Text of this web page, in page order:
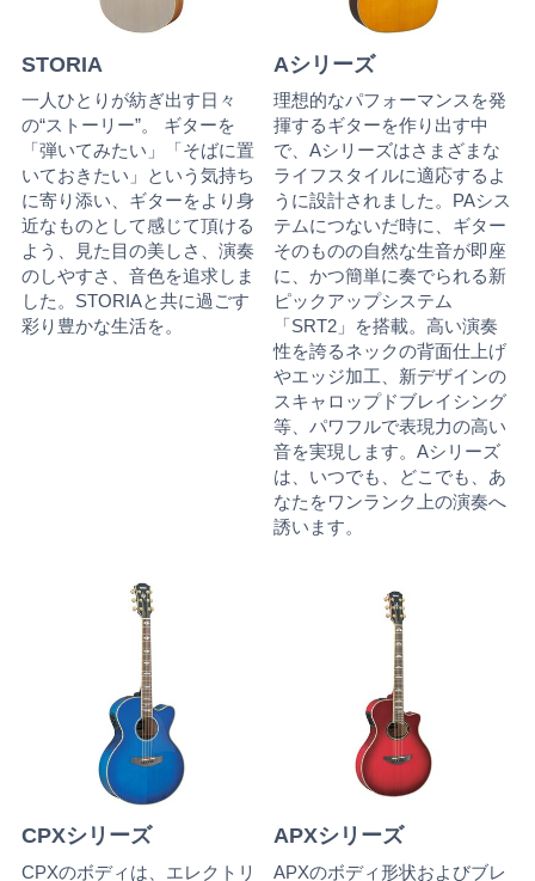
STORIA
一人ひとりが紡ぎ出す日々
の“ストーリー”。 ギターを
「弾いてみたい」「そばに置
いておきたい」という気持ち
に寄り添い、ギターをより身
近なものとして感じて頂ける
よう、見た目の美しさ、演奏
のしやすさ、音色を追求しま
した。STORIAと共に過ごす
彩り豊かな生活を。
Aシリーズ
理想的なパフォーマンスを発
揮するギターを作り出す中
で、Aシリーズはさまざまな
ライフスタイルに適応するよ
うに設計されました。PAシス
テムにつないだ時に、ギター
そのものの自然な生音が即座
に、かつ簡単に奏でられる新
ピックアップシステム
「SRT2」を搭載。高い演奏
性を誇るネックの背面仕上げ
やエッジ加工、新デザインの
スキャロップドブレイシング
等、パワフルで表現力の高い
音を実現します。Aシリーズ
は、いつでも、どこでも、あ
なたをワンランク上の演奏へ
誘います。
CPXシリーズ
CPXのボディは、エレクトリ
APXシリーズ
APXのボディ形状およびブレ